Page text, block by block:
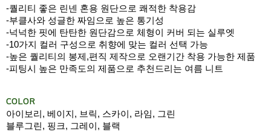
-퀄리티 좋은 린넨 혼용 원단으로 쾌적한 착용감
-부클사와 성글한 짜임으로 높은 통기성
-넉넉한 핏에 탄탄한 원단감으로 체형이 커버 되는 실루엣
-10가지 컬러 구성으로 취향에 맞는 컬러 선택 가능
-높은 퀄리티의 봉제,편직 제작으로 오랜기간 착용 가능한 제품
-피팅시 높은 만족도의 제품으로 추천드리는 여름 니트
COLOR
아이보리, 베이지, 브릭, 스카이, 라임, 그린
블루그린, 핑크, 그레이, 블랙